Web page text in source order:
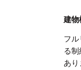
建物
フ
る
あり